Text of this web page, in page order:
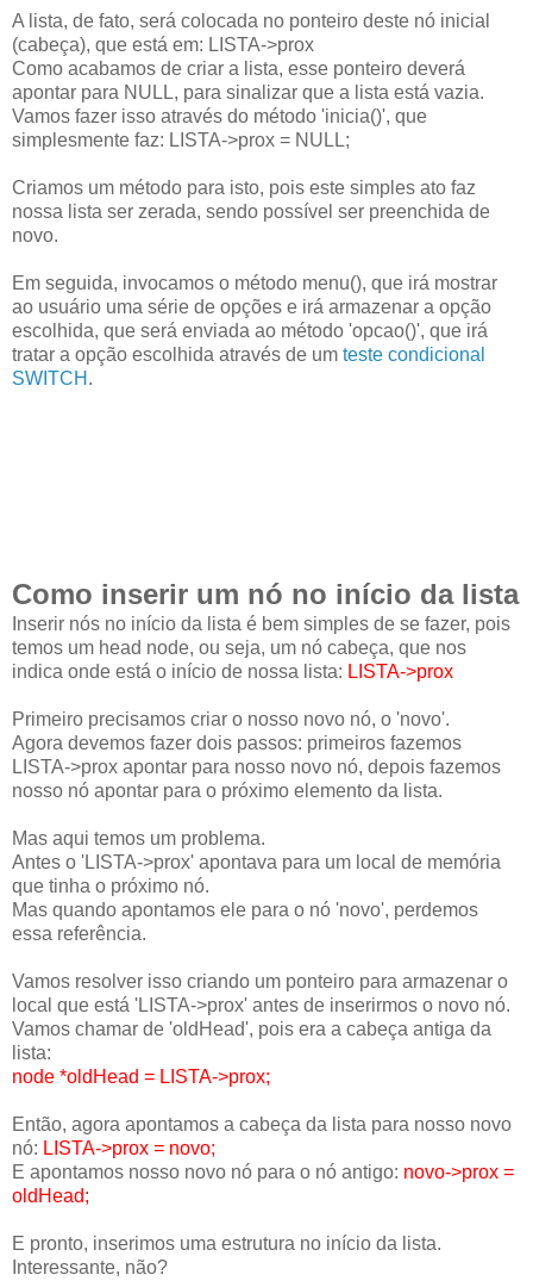
A lista, de fato, será colocada no ponteiro deste nó inicial
(cabeça), que está em: LISTA->prox
Como acabamos de criar a lista, esse ponteiro deverá
apontar para NULL, para sinalizar que a lista está vazia.
Vamos fazer isso através do método 'inicia()', que
simplesmente faz: LISTA->prox = NULL;
Criamos um método para isto, pois este simples ato faz
nossa lista ser zerada, sendo possível ser preenchida de
novo.
Em seguida, invocamos o método menu(), que irá mostrar
ao usuário uma série de opções e irá armazenar a opção
escolhida, que será enviada ao método 'opcao()', que irá
tratar a opção escolhida através de um teste condicional
SWITCH .
Como inserir um nó no início da lista
Inserir nós no início da lista é bem simples de se fazer, pois
temos um head node, ou seja, um nó cabeça, que nos
indica onde está o início de nossa lista: LISTA->prox
Primeiro precisamos criar o nosso novo nó, o 'novo'.
Agora devemos fazer dois passos: primeiros fazemos
LISTA->prox apontar para nosso novo nó, depois fazemos
nosso nó apontar para o próximo elemento da lista.
Mas aqui temos um problema.
Antes o 'LISTA->prox' apontava para um local de memória
que tinha o próximo nó.
Mas quando apontamos ele para o nó 'novo', perdemos
essa referência.
Vamos resolver isso criando um ponteiro para armazenar o
local que está 'LISTA->prox' antes de inserirmos o novo nó.
Vamos chamar de 'oldHead', pois era a cabeça antiga da
lista:
node *oldHead = LISTA->prox;
Então, agora apontamos a cabeça da lista para nosso novo
nó: LISTA->prox = novo;
E apontamos nosso novo nó para o nó antigo: novo->prox =
oldHead;
E pronto, inserimos uma estrutura no início da lista.
Interessante, não?